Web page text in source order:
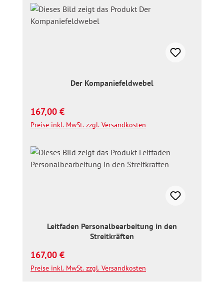
Der Kompaniefeldwebel
Regulärer Preis:
167,00 €
Preise inkl. MwSt. zzgl. Versandkosten
Leitfaden Personalbearbeitung in den
Streitkräften
Regulärer Preis:
167,00 €
Preise inkl. MwSt. zzgl. Versandkosten